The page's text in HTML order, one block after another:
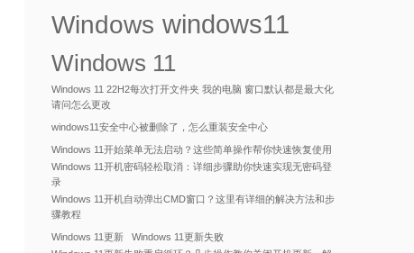
Windows windows11
Windows 11
Windows 11 22H2每次打开文件夹 我的电脑 窗口默认都是最大化
请问怎么更改
windows11安全中心被删除了，怎么重装安全中心
Windows 11开始菜单无法启动？这些简单操作帮你快速恢复使用
Windows 11开机密码轻松取消：详细步骤助你快速实现无密码登
录
Windows 11开机自动弹出CMD窗口？这里有详细的解决方法和步
骤教程
Windows 11更新
Windows 11更新失败